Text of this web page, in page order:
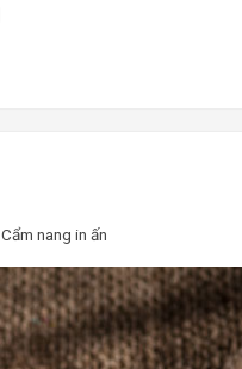
Cẩm nang in ấn